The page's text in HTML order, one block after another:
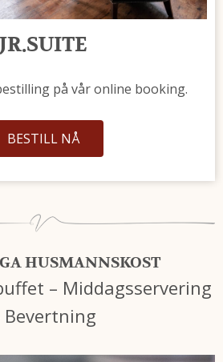
JR.SUITE
på vår online booking.
BESTILL NÅ
HUSMANNSKOST
– Middagsservering
Bevertning